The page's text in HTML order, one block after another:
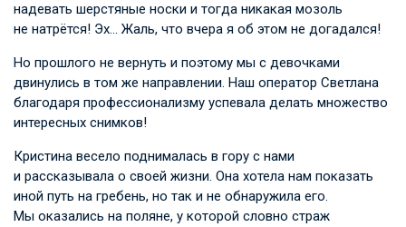
надевать шерстяные носки и тогда никакая мозоль
не натрётся! Эх… Жаль, что вчера я об этом не догадался!
Но прошлого не вернуть и поэтому мы с девочками
двинулись в том же направлении. Наш оператор Светлана
благодаря профессионализму успевала делать множество
интересных снимков!
Кристина весело поднималась в гору с нами
и рассказывала о своей жизни. Она хотела нам показать
иной путь на гребень, но так и не обнаружила его.
Мы оказались на поляне, у которой словно страж